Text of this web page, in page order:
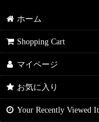
ホーム
Shopping Cart
マイページ
お気に入り
Your Recently Viewed